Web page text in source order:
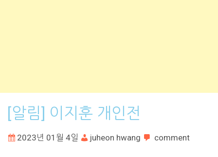
[알림] 이지훈 개인전
2023년 01월 4일 juheon hwang comment